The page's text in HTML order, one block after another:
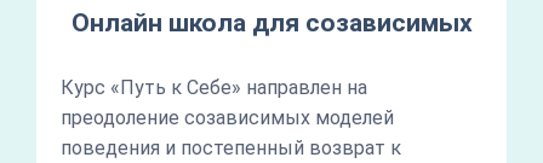
Онлайн школа для созависимых
Курс «Путь к Себе» направлен на
преодоление созависимых моделей
поведения и постепенный возврат к